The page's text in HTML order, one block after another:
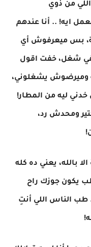
من ذوي
ايه! .. أنا عندهم
بس ميعرفوش أي
في شغل، خفت اقول
وميرضوش يشغلوني،
ليه من المطار!
ومحدش رد،
بالله، يعني ده كله
يكون جوزك راح
طب الناس اللي أنتِ